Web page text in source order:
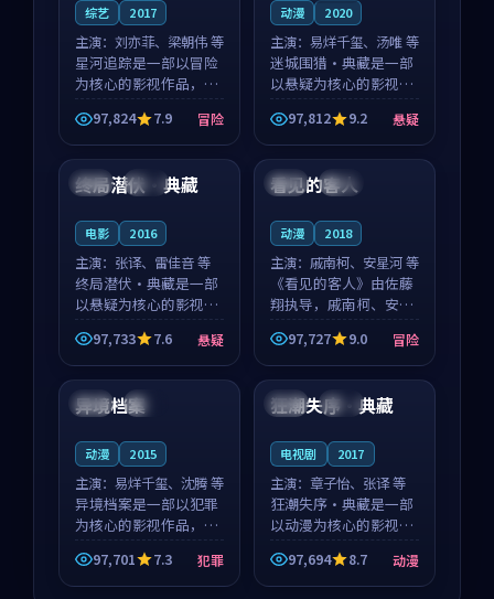
综艺 2017
主演： 刘亦菲、梁朝伟 等
星河追踪是一部以冒险
为核心的影视作品，围
绕危机、反转与人物成
长展开，整体节奏紧
凑，值得推荐观看。
97,824 7.9 冒险
动漫 2020
主演： 易烊千玺、汤唯 等
迷城围猎·典藏是一部
以悬疑为核心的影视作
品，围绕危机、反转与
人物成长展开，整体节
奏紧凑，值得推荐观
看。
97,812 9.2 悬疑
英国 高分
终局潜伏·典藏
电影 2016
主演： 张译、雷佳音 等
终局潜伏·典藏是一部
以悬疑为核心的影视作
品，围绕危机、反转与
人物成长展开，整体节
奏紧凑，值得推荐观
97,733 7.6 悬疑
泰国 完结
看见的客人
动漫 2018
主演： 戚南柯、安星河 等
《看见的客人》由佐藤
翔执导，戚南柯、安星
河领衔主演，是一部
2018年上映的泰国冒险
动漫。影片以海岸抒情
为切入，呈现一段从初
遇到告别都浸着真实情
97,727 9.0 冒险
中国 独播
异境档案
动漫 2015
主演： 易烊千玺、沈腾 等
异境档案是一部以犯罪
为核心的影视作品，围
绕危机、反转与人物成
长展开，整体节奏紧
凑，值得推荐观看。
97,701 7.3 犯罪
泰国 杜比
狂潮失序·典藏
电视剧 2017
主演： 章子怡、张译 等
狂潮失序·典藏是一部
以动漫为核心的影视作
品，围绕危机、反转与
人物成长展开，整体节
奏紧凑，值得推荐观
97,694 8.7 动漫